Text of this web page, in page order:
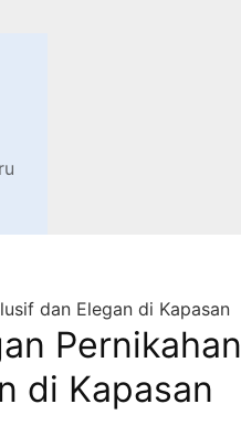
dan Elegan di Kapasan
Pernikahan
di Kapasan